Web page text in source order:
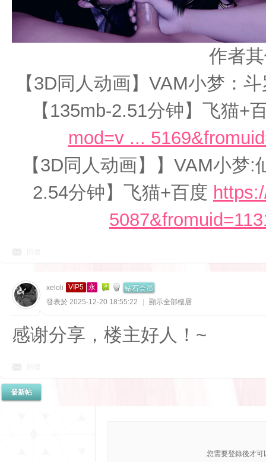
作者
【3D同人动画】VAM小梦：
【135mb-2.51分钟】飞猫+
mod=v ...
【3D同人动画】】VAM小梦
2.54分钟】飞猫+百度
xeloli VIP5 永 钻石会员
發表於 2025-12-20 18:55:22 顯示全部樓層
感谢分享，楼主好人！~
發新帖
您需要登錄後才